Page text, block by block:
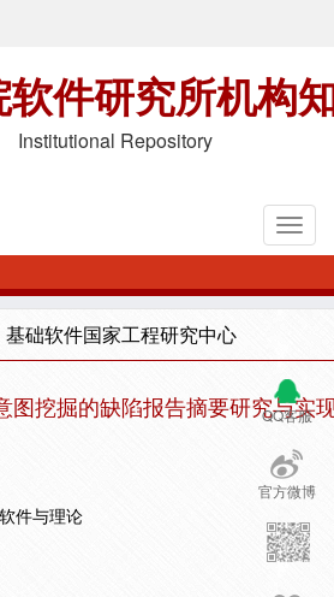
件研究所机构
Institutional Repository
基础软件国家工程研究中心
QQ客服
官方微博
图挖掘的缺陷报告摘要研究与实
件与理论